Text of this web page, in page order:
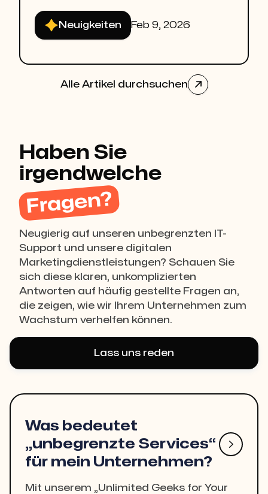
Neuigkeiten Feb 9, 2026
Alle Artikel durchsuchen 
Haben Sie
irgendwelche
Fragen?
Neugierig auf unseren unbegrenzten IT-
Support und unsere digitalen
Marketingdienstleistungen? Schauen Sie
sich diese klaren, unkomplizierten
Antworten auf häufig gestellte Fragen an,
die zeigen, wie wir Ihrem Unternehmen zum
Wachstum verhelfen können.
Lass uns reden
Was bedeutet
„unbegrenzte Services“
für mein Unternehmen?

Mit unserem „Unlimited Geeks for Your